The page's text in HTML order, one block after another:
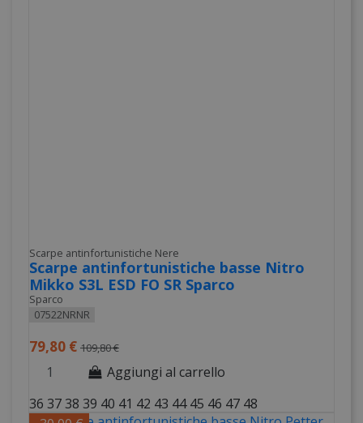
Scarpe antinfortunistiche Nere
Scarpe antinfortunistiche basse Nitro
Mikko S3L ESD FO SR Sparco
Sparco
07522NRNR
79,80 € 109,80 €
Aggiungi al carrello
36 3738 39 40 41 42 43 44 45 46 47 48